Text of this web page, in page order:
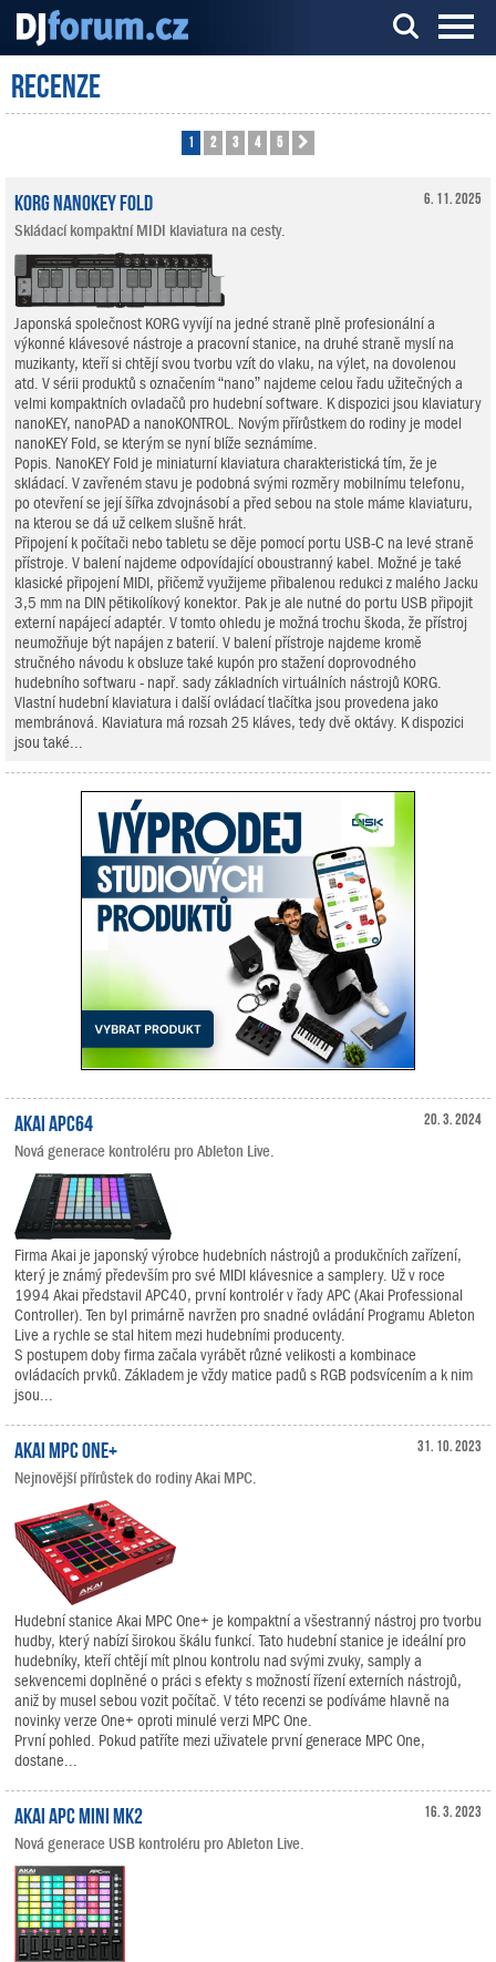
Server o DJ technice a DJingu
Recenze
1 2 3 4 5
6. 11. 2025
KORG nanoKEY Fold
Skládací kompaktní MIDI klaviatura na cesty.
Japonská společnost KORG vyvíjí na jedné straně plně profesionální a
výkonné klávesové nástroje a pracovní stanice, na druhé straně myslí na
muzikanty, kteří si chtějí svou tvorbu vzít do vlaku, na výlet, na dovolenou
atd. V sérii produktů s označením “nano” najdeme celou řadu užitečných a
velmi kompaktních ovladačů pro hudební software. K dispozici jsou klaviatury
nanoKEY, nanoPAD a nanoKONTROL. Novým přírůstkem do rodiny je model
nanoKEY Fold, se kterým se nyní blíže seznámíme.
Popis. NanoKEY Fold je miniaturní klaviatura charakteristická tím, že je
skládací. V zavřeném stavu je podobná svými rozměry mobilnímu telefonu,
po otevření se její šířka zdvojnásobí a před sebou na stole máme klaviaturu,
na kterou se dá už celkem slušně hrát.
Připojení k počítači nebo tabletu se děje pomocí portu USB-C na levé straně
přístroje. V balení najdeme odpovídající oboustranný kabel. Možné je také
klasické připojení MIDI, přičemž využijeme přibalenou redukci z malého Jacku
3,5 mm na DIN pětikolíkový konektor. Pak je ale nutné do portu USB připojit
externí napájecí adaptér. V tomto ohledu je možná trochu škoda, že přístroj
neumožňuje být napájen z baterií. V balení přístroje najdeme kromě
stručného návodu k obsluze také kupón pro stažení doprovodného
hudebního softwaru - např. sady základních virtuálních nástrojů KORG.
Vlastní hudební klaviatura i další ovládací tlačítka jsou provedena jako
membránová. Klaviatura má rozsah 25 kláves, tedy dvě oktávy. K dispozici
jsou také...
20. 3. 2024
Akai APC64
Nová generace kontroléru pro Ableton Live.
Firma Akai je japonský výrobce hudebních nástrojů a produkčních zařízení,
který je známý především pro své MIDI klávesnice a samplery. Už v roce
1994 Akai představil APC40, první kontrolér v řady APC (Akai Professional
Controller). Ten byl primárně navržen pro snadné ovládání Programu Ableton
Live a rychle se stal hitem mezi hudebními producenty.
S postupem doby firma začala vyrábět různé velikosti a kombinace
ovládacích prvků. Základem je vždy matice padů s RGB podsvícením a k nim
jsou...
31. 10. 2023
Akai MPC One+
Nejnovější přírůstek do rodiny Akai MPC.
Hudební stanice Akai MPC One+ je kompaktní a všestranný nástroj pro tvorbu
hudby, který nabízí širokou škálu funkcí. Tato hudební stanice je ideální pro
hudebníky, kteří chtějí mít plnou kontrolu nad svými zvuky, samply a
sekvencemi doplněné o práci s efekty s možností řízení externích nástrojů,
aniž by musel sebou vozit počítač. V této recenzi se podíváme hlavně na
novinky verze One+ oproti minulé verzi MPC One.
První pohled. Pokud patříte mezi uživatele první generace MPC One,
dostane...
16. 3. 2023
AKAI APC Mini mk2
Nová generace USB kontroléru pro Ableton Live.